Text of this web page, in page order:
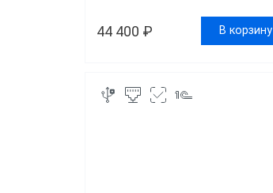
44 400 ₽ В корзину